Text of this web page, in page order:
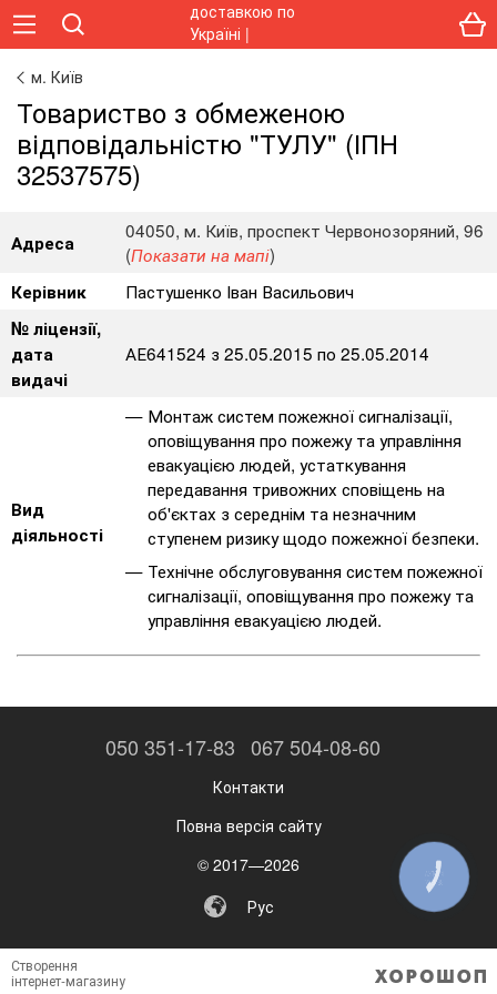
м. Київ
Товариство з обмеженою
відповідальністю "ТУЛУ" (ІПН
32537575)
Адреса
04050, м. Київ, проспект Червонозоряний, 96
(Показати на мапі)
Керівник
Пастушенко Іван Васильович
№ ліцензії,
дата
видачі
АЕ641524 з 25.05.2015 по 25.05.2014
Вид
діяльності
Монтаж систем пожежної сигналізації,
оповіщування про пожежу та управління
евакуацією людей, устаткування
передавання тривожних сповіщень на
об'єктах з середнім та незначним
ступенем ризику щодо пожежної безпеки.
Технічне обслуговування систем пожежної
сигналізації, оповіщування про пожежу та
управління евакуацією людей.
050 351-17-83 067 504-08-60
Контакти
Повна версія сайту
© 2017—2026
Рус
Створення
інтернет-магазину
КНОПКА
ЗВ'ЯЗКУ